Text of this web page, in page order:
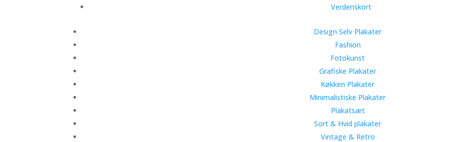
Verdenskort
Design Selv Plakater
Fashion
Fotokunst
Grafiske Plakater
Køkken Plakater
Minimalistiske Plakater
Plakatsæt
Sort & Hvid plakater
Vintage & Retro